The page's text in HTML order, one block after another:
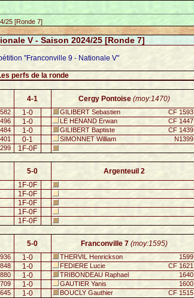
25 [Ronde 7]
V - Saison 2024/25 [Ronde 7]
"Franconville 9 - Nationale V"
perfs de la ronde
4-1 Cergy Pontoise (moy:1470)
1-0 GILIBERT Sebastien
CF 1593
1-0 LE HENAND Erwan
CF 1447
1-0 GILIBERT Baptiste
CF 1439
0-1 SIMONNET William
N1399
1F-0F
5-0
Argenteuil 2
1F-0F
1F-0F
1F-0F
1F-0F
1F-0F
5-0 Franconville 7 (moy:1595)
1-0 THERVIL Henrickson
1599
1-0 FEDIERE Lucie
CF 1621
1-0 TRIBONDEAU Raphael
1640
1-0 GAUTIER Yanis
1600
1-0 BOUCLY Gauthier CF 1515